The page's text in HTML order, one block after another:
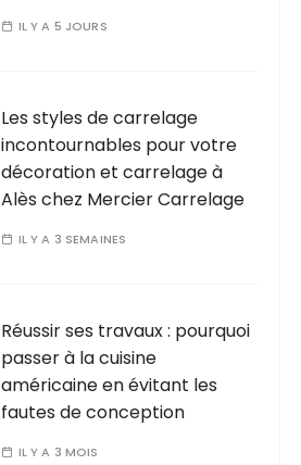
IL Y A 5 JOURS
Les styles de carrelage
incontournables pour votre
décoration et carrelage à
Alès chez Mercier Carrelage
IL Y A 3 SEMAINES
Réussir ses travaux : pourquoi
passer à la cuisine
américaine en évitant les
fautes de conception
IL Y A 3 MOIS